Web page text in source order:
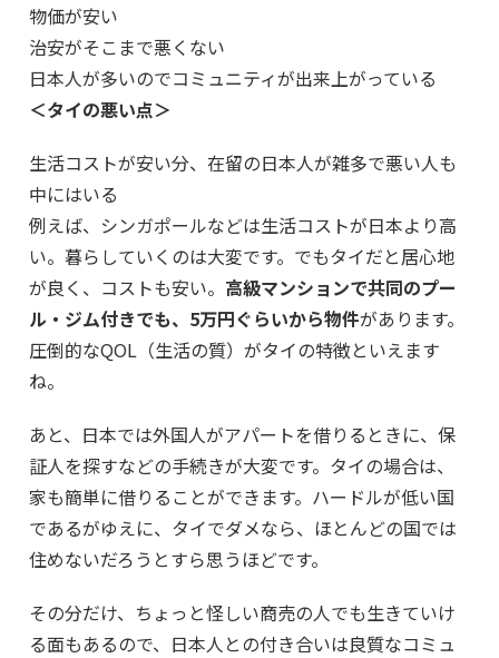
物価が安い
治安がそこまで悪くない
日本人が多いのでコミュニティが出来上がっている
＜タイの悪い点＞
生活コストが安い分、在留の日本人が雑多で悪い人も
中にはいる
例えば、シンガポールなどは生活コストが日本より高
い。暮らしていくのは大変です。でもタイだと居心地
が良く、コストも安い。 高級マンションで共同のプー
ル・ジム付きでも、5万円ぐらいから物件があります。
圧倒的なQOL（生活の質）がタイの特徴といえます
ね。
あと、日本では外国人がアパートを借りるときに、保
証人を探すなどの手続きが大変です。タイの場合は、
家も簡単に借りることができます。ハードルが低い国
であるがゆえに、タイでダメなら、ほとんどの国では
住めないだろうとすら思うほどです。
その分だけ、ちょっと怪しい商売の人でも生きていけ
る面もあるので、日本人との付き合いは良質なコミュ